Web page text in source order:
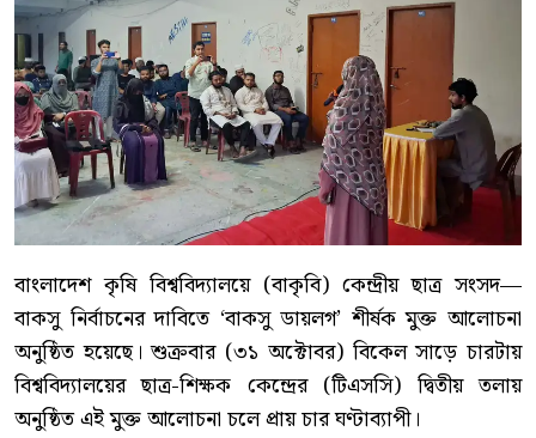
বাংলাদেশ কৃষি বিশ্ববিদ্যালয়ে (বাকৃবি) কেন্দ্রীয় ছাত্র সংসদ—
বাকসু নির্বাচনের দাবিতে ‘বাকসু ডায়লগ’ শীর্ষক মুক্ত আলোচনা
অনুষ্ঠিত হয়েছে। শুক্রবার (৩১ অক্টোবর) বিকেল সাড়ে চারটায়
বিশ্ববিদ্যালয়ের ছাত্র-শিক্ষক কেন্দ্রের (টিএসসি) দ্বিতীয় তলায়
অনুষ্ঠিত এই মুক্ত আলোচনা চলে প্রায় চার ঘণ্টাব্যাপী।